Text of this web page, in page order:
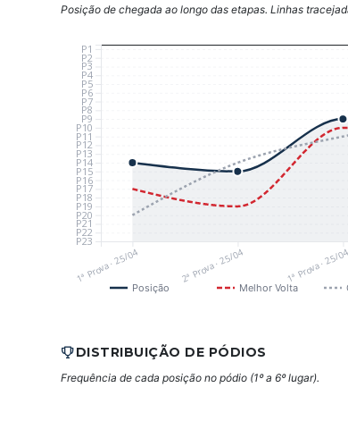
Posição de chegada ao longo das etapas. Linhas
1ª Prova · 25/04 2ª Prova · 25/04 1ª Prova · 25/04
P23
P22
P21
P20
P19
P18
P17
P16
P15
P14
P13
P12
P11
P10
P9
P8
P7
P6
P5
P4
P3
P2
P1
Posição Melhor Volta
DISTRIBUIÇÃO DE PÓDIOS
Frequência de cada posição no pódio (1º a 6º lugar).